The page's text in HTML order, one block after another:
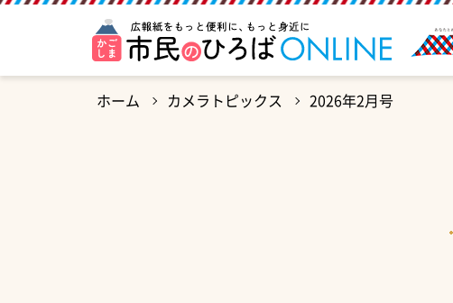
ホーム カメラトピックス 2026年2月号